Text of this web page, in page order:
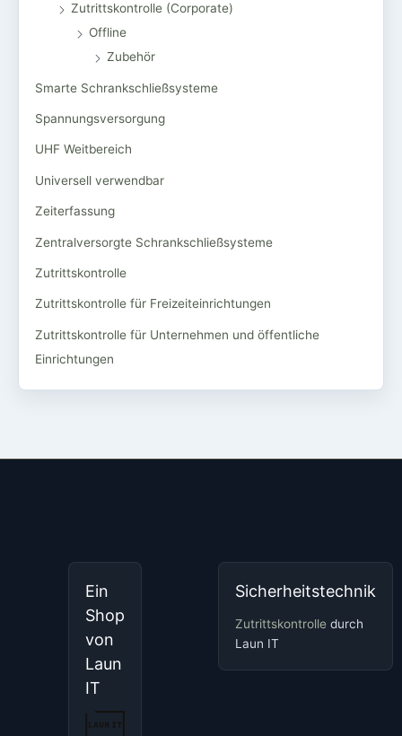
Zutrittskontrolle (Corporate)
Offline
Zubehör
Smarte Schrankschließsysteme
Spannungsversorgung
UHF Weitbereich
Universell verwendbar
Zeiterfassung
Zentralversorgte Schrankschließsysteme
Zutrittskontrolle
Zutrittskontrolle für Freizeiteinrichtungen
Zutrittskontrolle für Unternehmen und öffentliche
Einrichtungen
Ein
Shop
von
Laun
IT
Sicherheitstechnik
Zutrittskontrolle durch
Laun IT